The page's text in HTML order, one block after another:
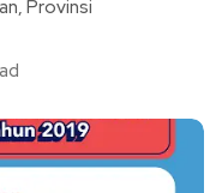
Provinsi